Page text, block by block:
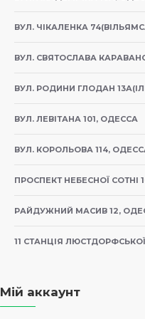
Антиоксиданти
організму.
Підходить для собак
його безпечним для
Рис, сушений протеїн
ВУЛ. ЧІКАЛЕНКА
ВУЛ. СВЯТОСЛАВА
ВУЛ. РОДИНИ ГЛОДАН
ВУЛ. ЛЕВІТАНА 101, ОДЕССА
ВУЛ. КОРОЛЬОВА 114,
ПРОСПЕКТ НЕБЕСНОЇ СОТНІ
РАЙДУЖНИЙ МАСИВ 12,
11 СТАНЦІЯ
Мій аккаунт